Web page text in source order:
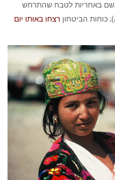
באחריות לטבח שהתרחש
רצחו באותו יום